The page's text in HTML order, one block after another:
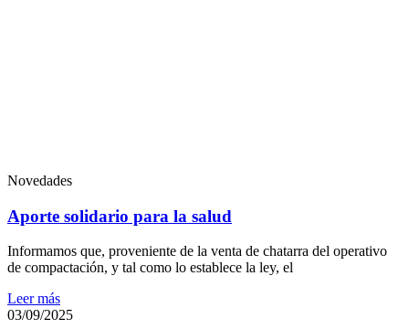
Novedades
Aporte solidario para la salud
Informamos que, proveniente de la venta de chatarra del operativo
de compactación, y tal como lo establece la ley, el
Leer más
03/09/2025